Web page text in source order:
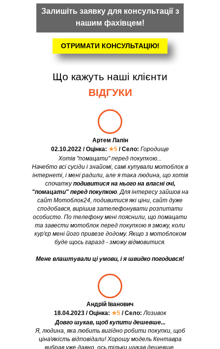
ОТРИМАТИ КОНСУЛЬТАЦІЮ!
Залишіть заявку для консультації з
нашим фахівцем!
Що кажуть наші клієнти
ВІДГУКИ
Хотів "помацати" перед покупкою...
Начебто всі сусіди і знайомі, самі купували мотоблок в
інтернеті, і мені радили, але я така людина, що хотів
спочаткуподивитися на нього на власні очі,
"помацати" перед покупкою. Для інтересу зайшов на
сайт Мотоблок24, подивитися які ціни, сайт дуже
сподобався, вирішив зателефонувати розпитати
особисто. По телефону мені пояснили, що помацати
та завести мотоблок перед покупкою я зможу, коли
кур'єр мені його привезе додому. Якщо з мотоблоком
буде щось гаразд - зможу відмовитися.
Мене влаштували ці умови, і я швидко погодився!
Артем Лапін
02.10.2022 / Оцінка: ★5 / Село: Городище
Довго шукав, щоб купити дешевше...
Я, людина, яка любить вигідно робити покупки, щоб
ціна\якість відповідали! Хорошу модель Кентавра
вибрав уже давно, ось тільки шукав дешевше.
Андрій Іванович
18.04.2023 / Оцінка: ★5 / Село: Лозивок